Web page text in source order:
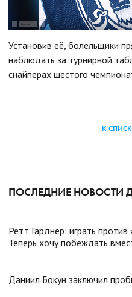
Установив её, болельщики
наблюдать за турнирной
снайперах шестого
К
ПОСЛЕДНИЕ НОВОСТИ
Ретт Гарднер: играть
Теперь хочу побеждать
Даниил Бокун заключил